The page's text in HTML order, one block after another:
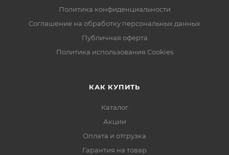
Политика конфиденциальности
Соглашение на обработку персональных данных
Публичная оферта
Политика использования Cookies
КАК КУПИТЬ
Каталог
Акции
Оплата и отгрузка
Гарантия на товар